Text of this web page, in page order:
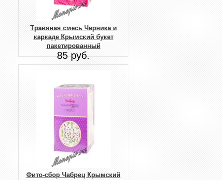
Травяная смесь Черника и
каркаде Крымский букет
пакетированный
85 руб.
Фито-сбор Чабрец Крымский